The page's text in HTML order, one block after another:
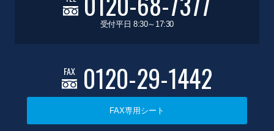
受付平日 8:30～17:30
FAX 0120-29-1442
FAX専用シート